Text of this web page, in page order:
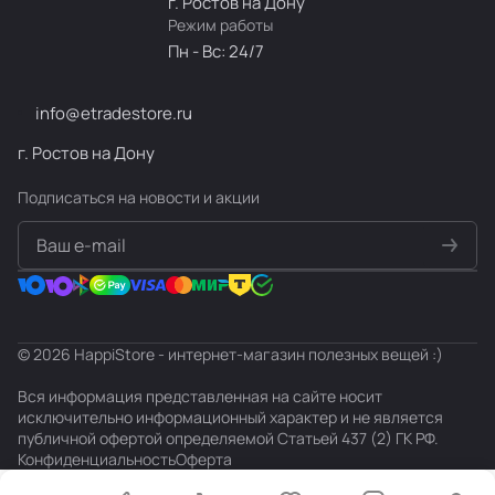
Graphics;Режим работы
Пн - Вс: 24/7
info@etradestore.ru
г. Ростов на Дону
Подписаться на новости и акции
© 2026 HappiStore - интернет-магазин полезных вещей :)
Вся информация представленная на сайте носит
исключительно информационный характер и не является
публичной офертой определяемой Статьей 437 (2) ГК РФ.
КонфиденциальностьОферта